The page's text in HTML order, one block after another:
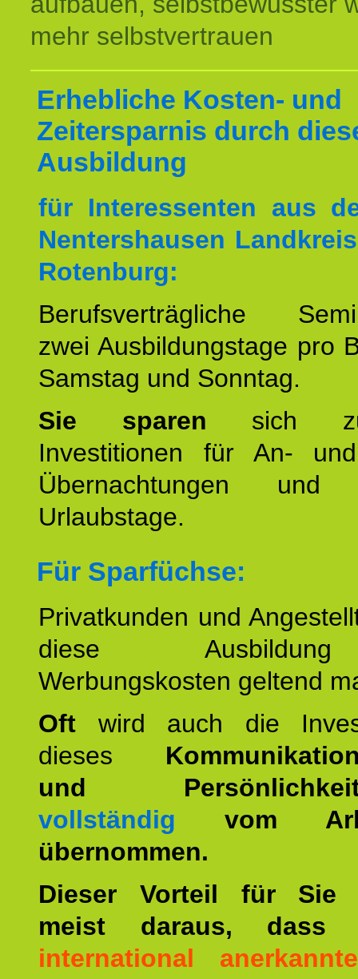
mehr selbstvertrauen
Erhebliche Kosten- und
Zeitersparnis durch
Ausbildung
für Interessenten aus
Nentershausen
Rotenburg:
Berufsverträgliche
zwei Ausbildungstage pro
Samstag und Sonntag.
Sie sparen sich
Investitionen für An-
Übernachtungen und
Urlaubstage.
Für Sparfüchse:
Privatkunden und
diese
Werbungskosten geltend
Oft wird auch die
dieses
und
vollständig vom
übernommen.
Dieser Vorteil für Sie
meist daraus,
international